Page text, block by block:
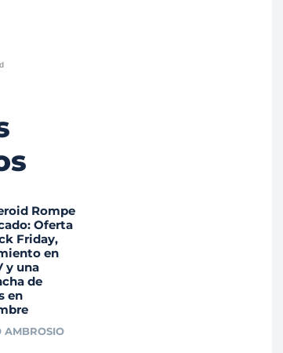
Rompe
Oferta
Friday,
en
y una
de
en
AMBROSIO